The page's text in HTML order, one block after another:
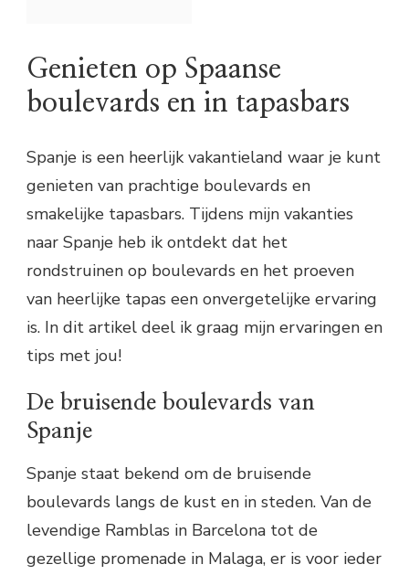
Genieten op Spaanse
boulevards en in tapasbars
Spanje is een heerlijk vakantieland waar je kunt
genieten van prachtige boulevards en
smakelijke tapasbars. Tijdens mijn vakanties
naar Spanje heb ik ontdekt dat het
rondstruinen op boulevards en het proeven
van heerlijke tapas een onvergetelijke ervaring
is. In dit artikel deel ik graag mijn ervaringen en
tips met jou!
De bruisende boulevards van
Spanje
Spanje staat bekend om de bruisende
boulevards langs de kust en in steden. Van de
levendige Ramblas in Barcelona tot de
gezellige promenade in Malaga, er is voor ieder